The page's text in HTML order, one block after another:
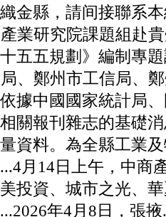
金縣，請间接聯系
業研究院課題組赴
五五規劃》編制專
、鄭州市工信局、
據中國國家統計局
關報刊雜志的基礎
資料。為全縣工業
月14日上午，中商
投資、城市之光、
年4月8日，張